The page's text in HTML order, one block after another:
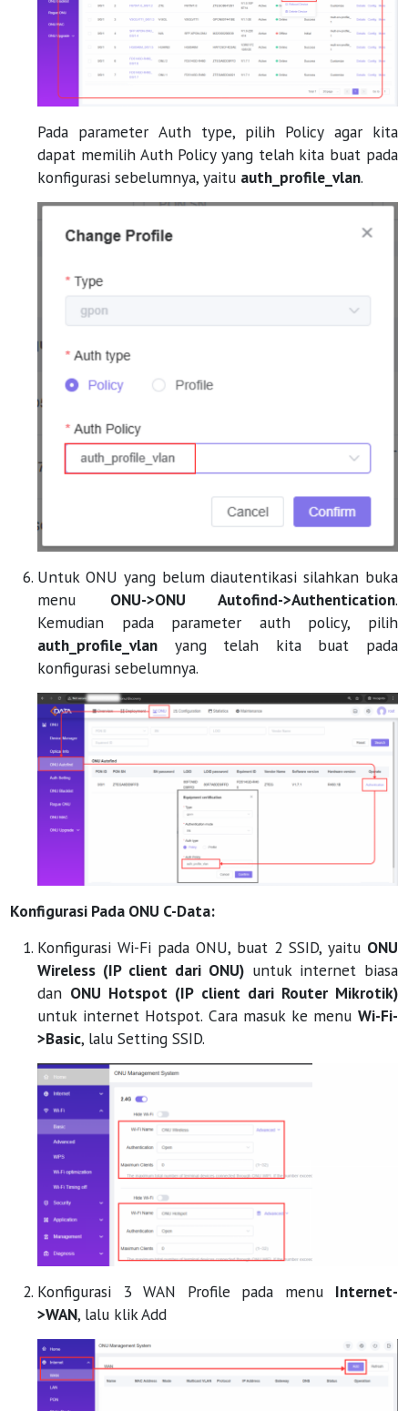
Pada parameter Auth type, pilih Policy agar kita
dapat memilih Auth Policy yang telah kita buat pada
konfigurasi sebelumnya, yaitu auth_profile_vlan.
Untuk ONU yang belum diautentikasi silahkan buka
menu ONU->ONU Autofind->Authentication.
Kemudian pada parameter auth policy, pilih
auth_profile_vlan yang telah kita buat pada
konfigurasi sebelumnya.
Konfigurasi Pada ONU C-Data:
Konfigurasi Wi-Fi pada ONU, buat 2 SSID, yaitu ONU
Wireless (IP client dari ONU)untuk internet biasa
dan ONU Hotspot (IP client dari Router Mikrotik)
untuk internet Hotspot. Cara masuk ke menu Wi-Fi-
>Basic, lalu Setting SSID.
Konfigurasi 3 WAN Profile pada menu Internet-
>WAN, lalu klik Add